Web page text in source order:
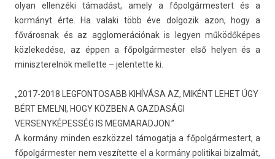
olyan el­lenzéki támadást, amely a főpol­gármes­tert és a
kormányt érte. Ha valaki több éve dol­gozik azon, hogy a
főváros­nak és az agglomerációnak is legy­en működőképes
köz­lekedése, az éppen a főpol­gármest­er első hely­en és a
miniszterel­nök mel­lette – jelen­tette ki.
„2017-2018 LEGFONTOSABB KIHÍVÁSA AZ, MIKÉNT LEHET ÚGY
BÉRT EMELNI, HOGY KÖZBEN A GAZDASÁGI
VERSENYKÉPESSÉG IS MEGMARADJON.”
A kormány mind­en eszközzel támogat­ja a főpol­gármes­tert, a
főpol­gármest­er nem veszítette el a kormány politikai bi­zal­mát,